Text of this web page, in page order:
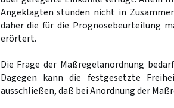
Angeklagten stünden nicht in
daher die für die Prognosebeurteilung
erörtert.
Die Frage der Maßregelanordnung
Dagegen kann die festgesetzte
ausschließen, daß bei Anordnung der